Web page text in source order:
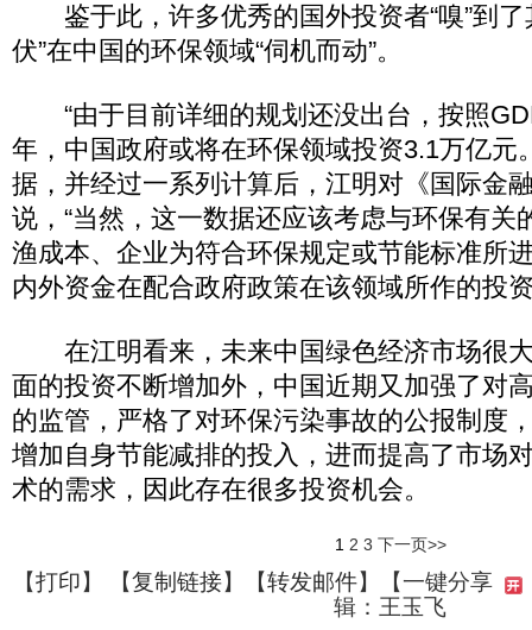
鉴于此，许多优秀的国外投资者“嗅”到了
伏”在中国的环保领域“伺机而动”。
“由于目前详细的规划还没出台，按照
年，中国政府或将在环保领域投资3.1万亿元
据，并经过一系列计算后，江明对《国际金
说，“当然，这一数据还应该考虑与环保有关
渔成本、企业为符合环保规定或节能标准所
内外资金在配合政府政策在该领域所作的投
在江明看来，未来中国绿色经济市场很
面的投资不断增加外，中国近期又加强了对
的监管，严格了对环保污染事故的公报制度
增加自身节能减排的投入，进而提高了市场
术的需求，因此存在很多投资机会。
1 2 3 下一页>>
【打印】 【复制链接】【转发邮件】
【一键分享
辑：王玉飞